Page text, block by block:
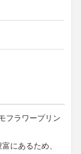
フラワープリン
にあるため、